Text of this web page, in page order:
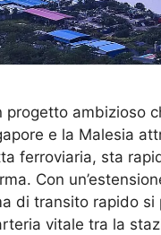
progetto ambizioso
e la Malesia
ferroviaria, sta
Con
di transito rapido si
vitale tra la